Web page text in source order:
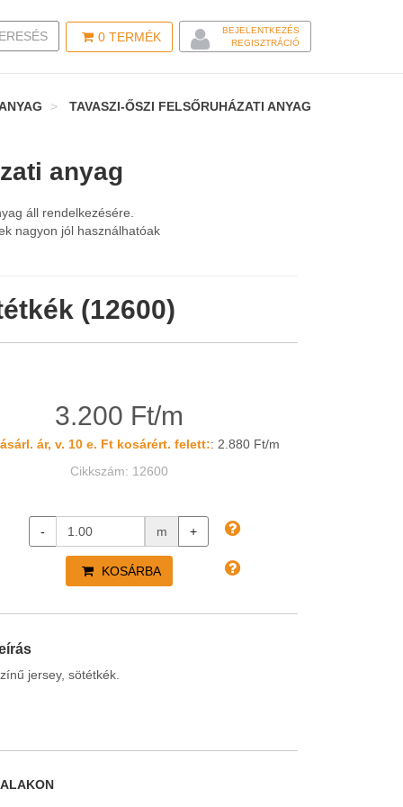
0 TERMÉK
BEJELENTKEZÉS
REGISZTRÁCIÓ
SEARCH
TAVASZI-ŐSZI FELSŐRUHÁZATI ANYAG
anyag
áll rendelkezésére.
nagyon jól használhatóak
(12600)
3.200 Ft/m
ár, v. 10 e. Ft kosárért. felett:: 2.880 Ft/m
Cikkszám: 12600
- m +
KOSÁRBA
jersey, sötétkék.